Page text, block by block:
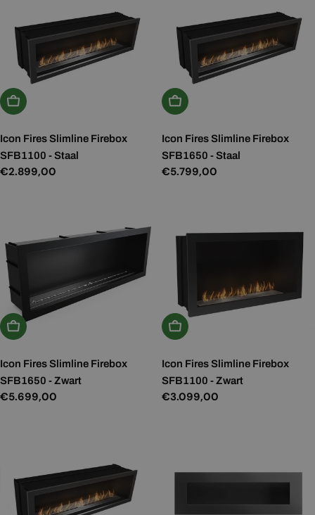
In Winkelwagen
Icon Fires Slimline Firebox
SFB1100 - Staal
Normale
€2.899,00
In Winkelwagen
Icon Fires Slimline Firebox
SFB1650 - Staal
Normale
€5.799,00
In Winkelwagen
Icon Fires Slimline Firebox
SFB1650 - Zwart
Normale
€5.699,00
In Winkelwagen
Icon Fires Slimline Firebox
SFB1100 - Zwart
Normale
€3.099,00